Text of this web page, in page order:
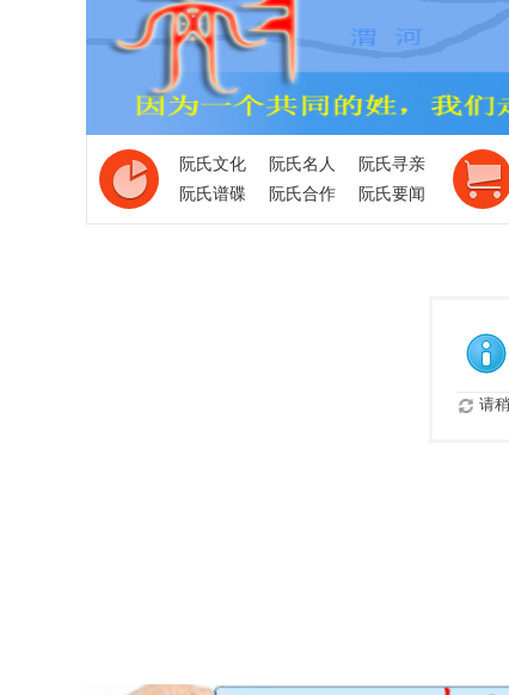
阮氏文化 阮氏名人
阮氏寻亲
阮氏谱碟
阮氏合作 阮氏要闻
请